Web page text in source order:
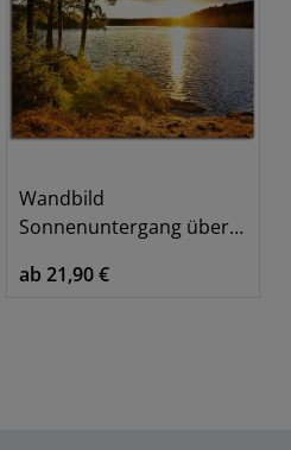
Wandbild
Sonnenuntergang über See Algonquin Park
ab 21,90 €